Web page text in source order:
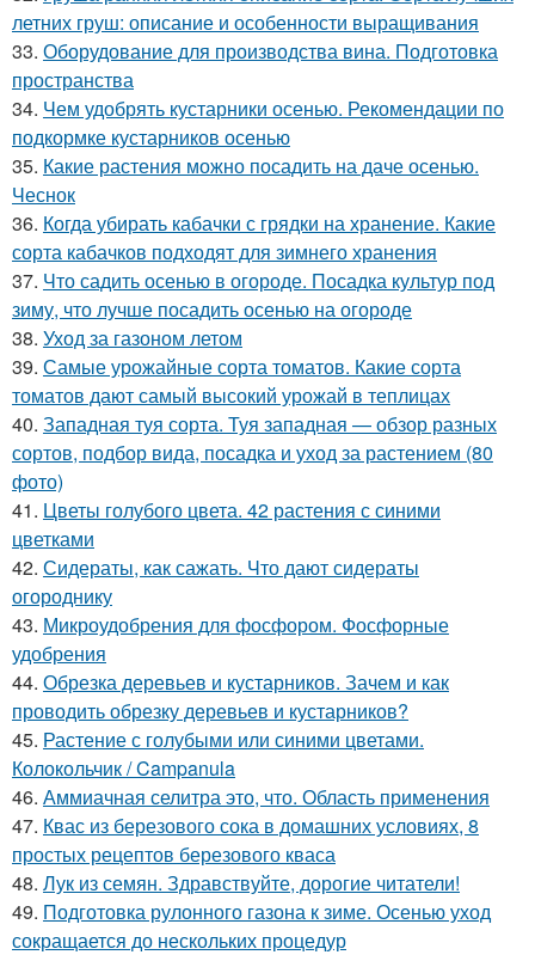
летних груш: описание и особенности выращивания
33. Оборудование для производства вина. Подготовка
пространства
34. Чем удобрять кустарники осенью. Рекомендации по
подкормке кустарников осенью
35. Какие растения можно посадить на даче осенью.
Чеснок
36. Когда убирать кабачки с грядки на хранение. Какие
сорта кабачков подходят для зимнего хранения
37. Что садить осенью в огороде. Посадка культур под
зиму, что лучше посадить осенью на огороде
38. Уход за газоном летом
39. Самые урожайные сорта томатов. Какие сорта
томатов дают самый высокий урожай в теплицах
40. Западная туя сорта. Туя западная — обзор разных
сортов, подбор вида, посадка и уход за растением (80
фото)
41. Цветы голубого цвета. 42 растения с синими
цветками
42. Сидераты, как сажать. Что дают сидераты
огороднику
43. Микроудобрения для фосфором. Фосфорные
удобрения
44. Обрезка деревьев и кустарников. Зачем и как
проводить обрезку деревьев и кустарников?
45. Растение с голубыми или синими цветами.
Колокольчик / Campanula
46. Аммиачная селитра это, что. Область применения
47. Квас из березового сока в домашних условиях, 8
простых рецептов березового кваса
48. Лук из семян. Здравствуйте, дорогие читатели!
49. Подготовка рулонного газона к зиме. Осенью уход
сокращается до нескольких процедур